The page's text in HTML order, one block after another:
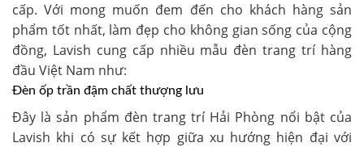
cấp. Với mong muốn đem đến cho khách hàng sản
phẩm tốt nhất, làm đẹp cho không gian sống của cộng
đồng, Lavish cung cấp nhiều mẫu đèn trang trí hàng
đầu Việt Nam như:
Đèn ốp trần đậm chất thượng lưu
Đây là sản phẩm đèn trang trí Hải Phòng nổi bật của
Lavish khi có sự kết hợp giữa xu hướng hiện đại với